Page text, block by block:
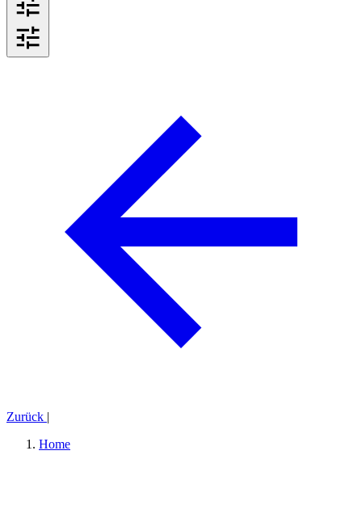
Zurück |
Home